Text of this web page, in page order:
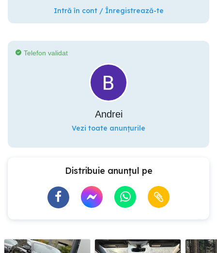
Intră în cont / Înregistrează-te
Telefon validat
Andrei
Vezi toate anunțurile
Distribuie anunțul pe